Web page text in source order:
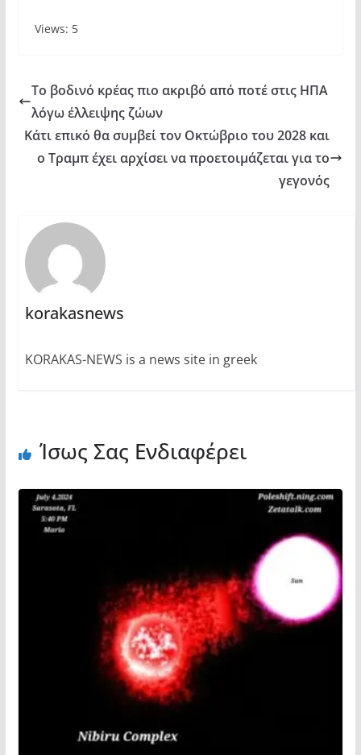
Views: 5
Το βοδινό κρέας πιο ακριβό από ποτέ στις ΗΠΑ
λόγω έλλειψης ζώων
Κάτι επικό θα συμβεί τον Οκτώβριο του 2028 και
ο Τραμπ έχει αρχίσει να προετοιμάζεται για το
γεγονός
korakasnews
KORAKAS-NEWS is a news site in greek
Ίσως Σας Ενδιαφέρει